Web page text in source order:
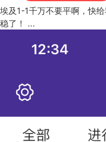
埃及1-1千万不要平啊，快
稳了！ ...